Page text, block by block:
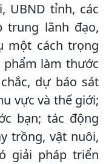
UBND tỉnh, các
trung lãnh đạo,
một cách trọng
phẩm làm thước
dự báo sát
vực và thế giới;
bạn; tác động
trồng, vật nuôi,
giải pháp triển